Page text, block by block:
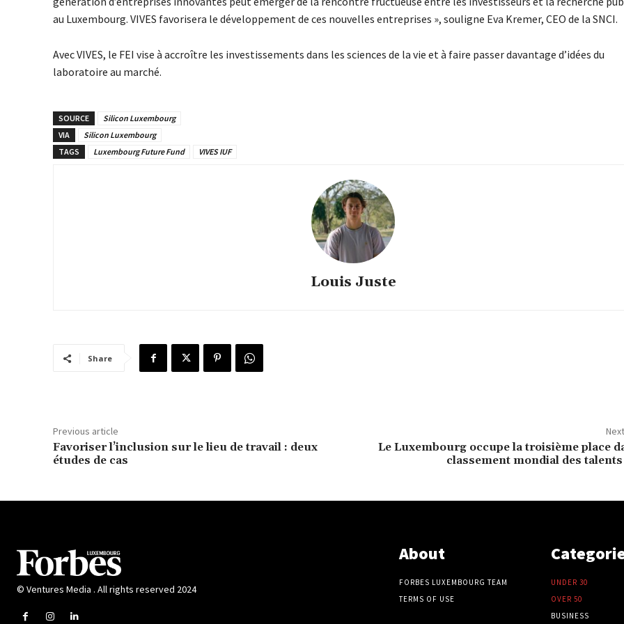
au Luxembourg. VIVES favorisera le développement de ces nouvelles entreprises », souligne Eva Kremer, CEO de la SNCI.
Avec VIVES, le FEI vise à accroître les investissements dans les sciences de la vie et à faire passer davantage d’idées du
laboratoire au marché.
SOURCE
Silicon Luxembourg
VIA
Silicon Luxembourg
TAGS
Luxembourg Future Fund VIVES IUF
Louis Juste
Share
Previous article
Favoriser l’inclusion sur le lieu de travail : deux
études de cas
Le Luxembourg occupe la troisième place
classement mondial des
© Ventures Media . All rights reserved 2024
About
FORBES LUXEMBOURG TEAM
TERMS OF USE
UNDER 30
OVER 50
BUSINESS